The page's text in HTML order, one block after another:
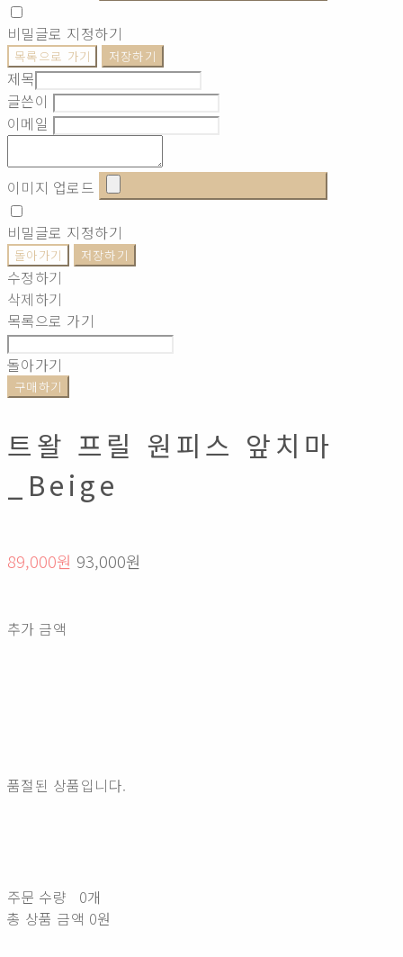
비밀글로 지정하기
목록으로 가기 저장하기
제목
글쓴이
이메일
이미지 업로드
비밀글로 지정하기
돌아가기 저장하기
수정하기
삭제하기
목록으로 가기
돌아가기
구매하기
트왈 프릴 원피스 앞치마
_Beige
89,000원 93,000원
추가 금액
품절된 상품입니다.
주문 수량
0개
총 상품 금액 0원